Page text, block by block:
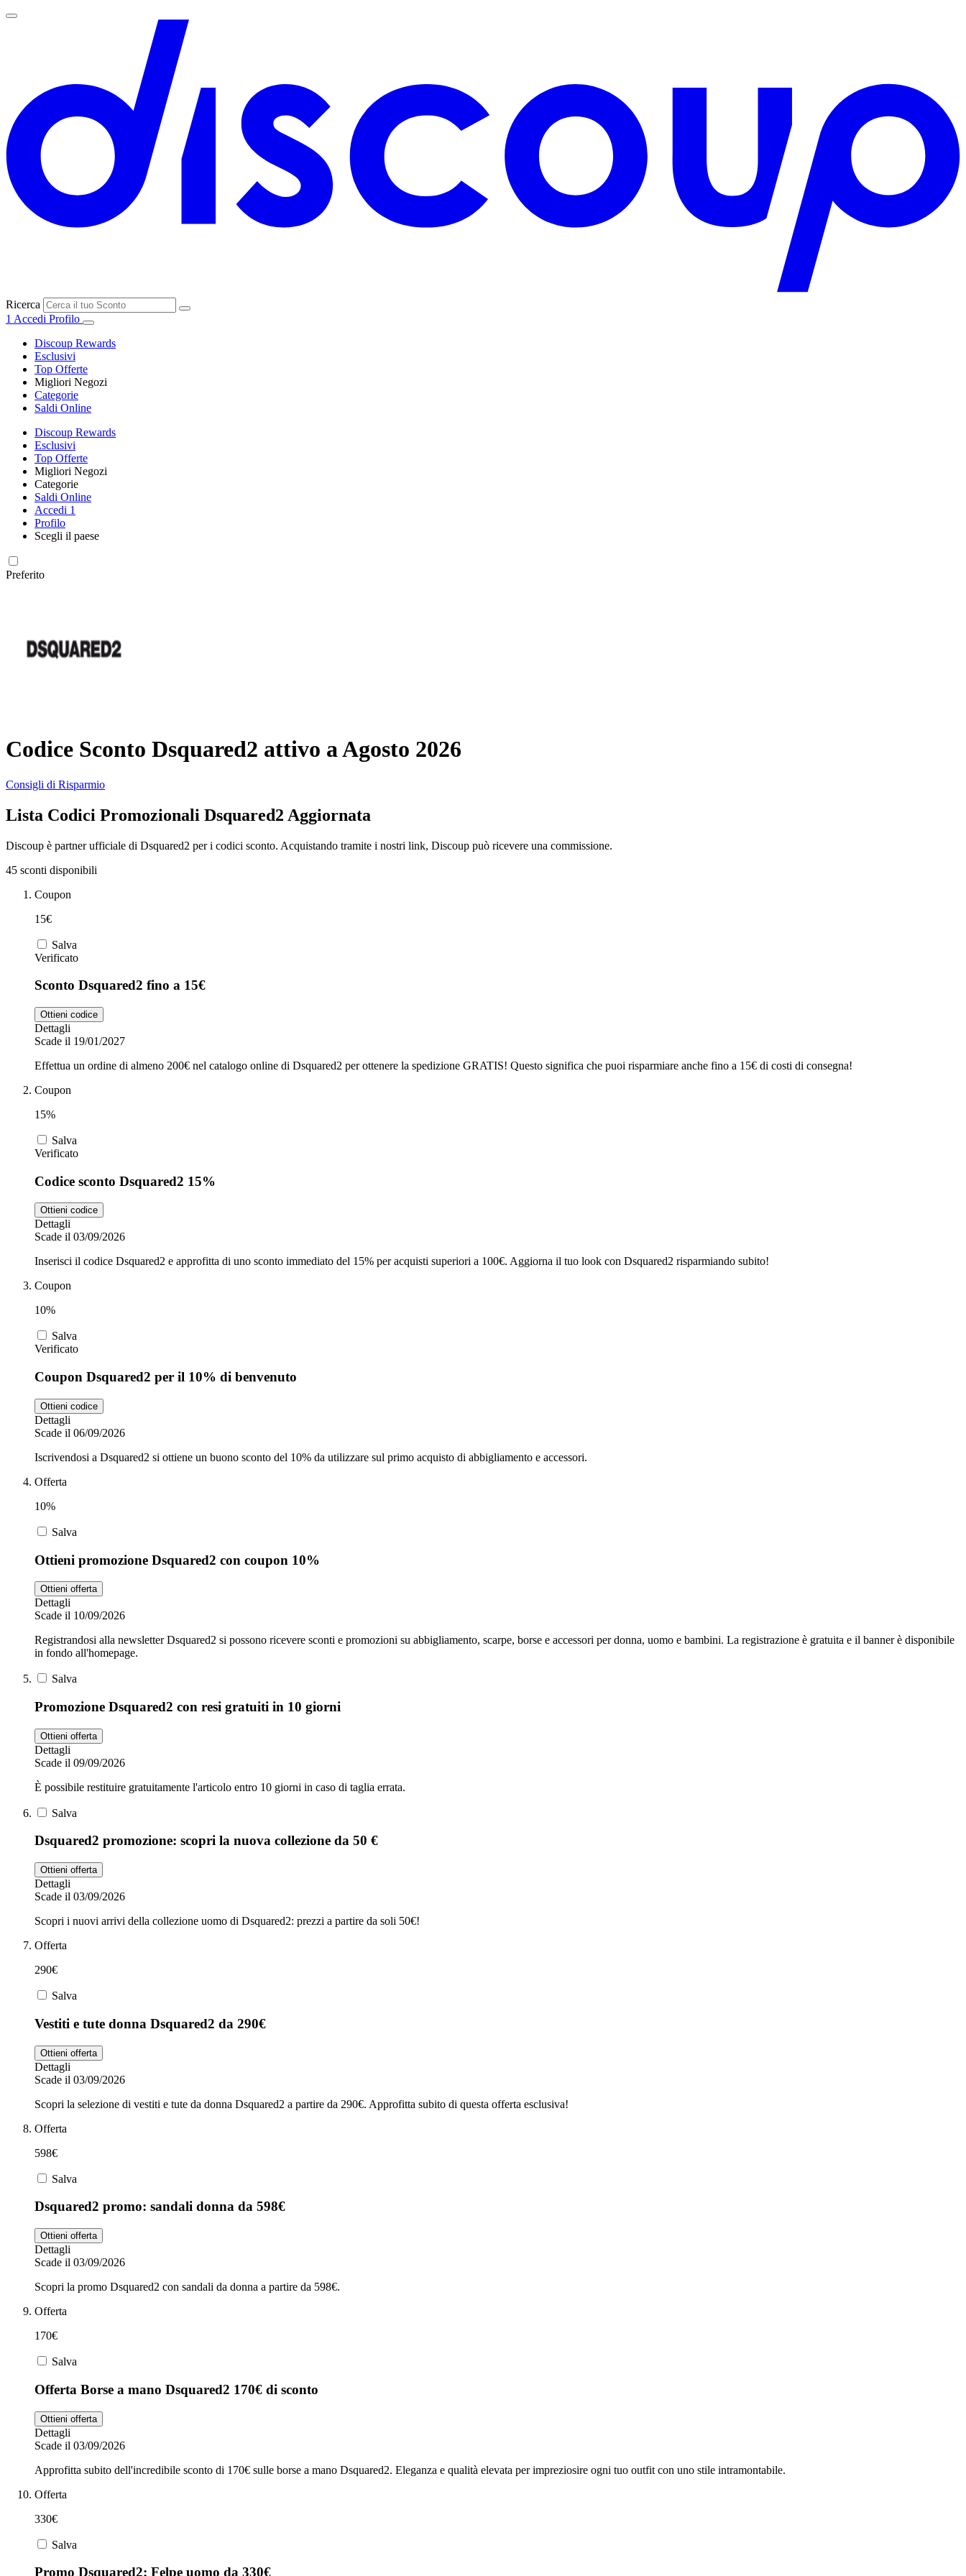
Ricerca
1 Accedi Profilo
Discoup Rewards
Esclusivi
Top Offerte
Migliori Negozi
Categorie
Saldi Online
Discoup Rewards
Esclusivi
Top Offerte
Migliori Negozi
Categorie
Saldi Online
Accedi 1
Profilo
Scegli il paese
Preferito
Codice Sconto Dsquared2 attivo a Agosto 2026
Consigli di Risparmio
Lista Codici Promozionali Dsquared2 Aggiornata
Discoup è partner ufficiale di Dsquared2 per i codici sconto. Acquistando tramite i nostri link, Discoup può ricevere una commissione.
45 sconti disponibili
Coupon
15€
Salva
Verificato
Sconto Dsquared2 fino a 15€
Ottieni codice
Dettagli
Scade il 19/01/2027
Effettua un ordine di almeno 200€ nel catalogo online di Dsquared2 per ottenere la spedizione GRATIS! Questo significa che puoi risparmiare anche fino a 15€ di costi di consegna!
Coupon
15%
Salva
Verificato
Codice sconto Dsquared2 15%
Ottieni codice
Dettagli
Scade il 03/09/2026
Inserisci il codice Dsquared2 e approfitta di uno sconto immediato del 15% per acquisti superiori a 100€. Aggiorna il tuo look con Dsquared2 risparmiando subito!
Coupon
10%
Salva
Verificato
Coupon Dsquared2 per il 10% di benvenuto
Ottieni codice
Dettagli
Scade il 06/09/2026
Iscrivendosi a Dsquared2 si ottiene un buono sconto del 10% da utilizzare sul primo acquisto di abbigliamento e accessori.
Offerta
10%
Salva
Ottieni promozione Dsquared2 con coupon 10%
Ottieni offerta
Dettagli
Scade il 10/09/2026
Registrandosi alla newsletter Dsquared2 si possono ricevere sconti e promozioni su abbigliamento, scarpe, borse e accessori per donna, uomo e bambini. La registrazione è gratuita e il banner è disponibile
in fondo all'homepage.
Salva
Promozione Dsquared2 con resi gratuiti in 10 giorni
Ottieni offerta
Dettagli
Scade il 09/09/2026
È possibile restituire gratuitamente l'articolo entro 10 giorni in caso di taglia errata.
Salva
Dsquared2 promozione: scopri la nuova collezione da 50 €
Ottieni offerta
Dettagli
Scade il 03/09/2026
Scopri i nuovi arrivi della collezione uomo di Dsquared2: prezzi a partire da soli 50€!
Offerta
290€
Salva
Vestiti e tute donna Dsquared2 da 290€
Ottieni offerta
Dettagli
Scade il 03/09/2026
Scopri la selezione di vestiti e tute da donna Dsquared2 a partire da 290€. Approfitta subito di questa offerta esclusiva!
Offerta
598€
Salva
Dsquared2 promo: sandali donna da 598€
Ottieni offerta
Dettagli
Scade il 03/09/2026
Scopri la promo Dsquared2 con sandali da donna a partire da 598€.
Offerta
170€
Salva
Offerta Borse a mano Dsquared2 170€ di sconto
Ottieni offerta
Dettagli
Scade il 03/09/2026
Approfitta subito dell'incredibile sconto di 170€ sulle borse a mano Dsquared2. Eleganza e qualità elevata per impreziosire ogni tuo outfit con uno stile intramontabile.
Offerta
330€
Salva
Promo Dsquared2: Felpe uomo da 330€